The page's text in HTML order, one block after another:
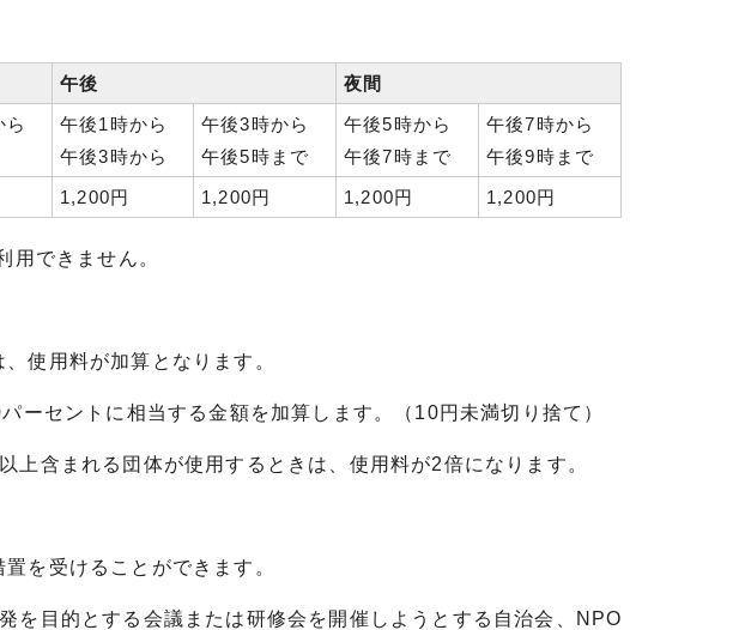
午後
夜間
ら
午後1時から
午後3時から
午後3時から
午後5時まで
午後5時から
午後7時まで
午後7時から
午後9時まで
1,200円 1,200円 1,200円 1,200円
できません。
使用料が加算となります。
セントに相当する金額を加算します。（10円未満切り捨て）
含まれる団体が使用するときは、使用料が2倍になります。
を受けることができます。
目的とする会議または研修会を開催しようとする自治会、NPO